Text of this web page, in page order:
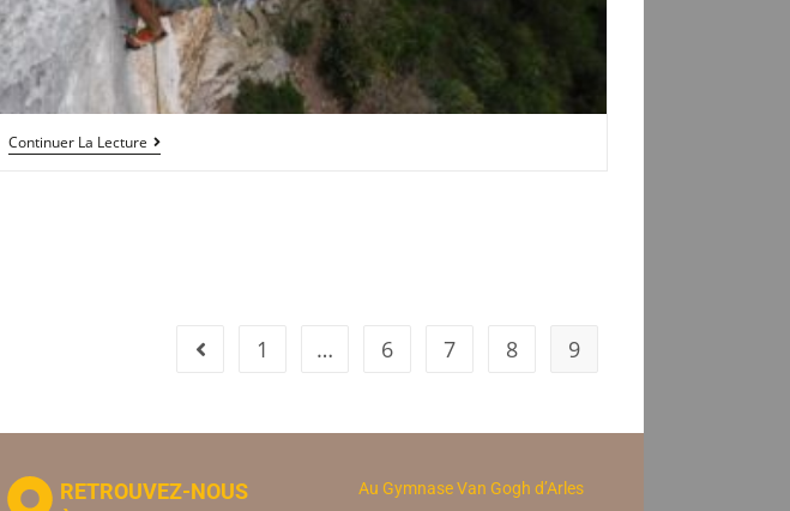
Continuer La Lecture
1 … 6 7 8 9
RETROUVEZ-NOUS
Au Gymnase Van Gogh d’Arles